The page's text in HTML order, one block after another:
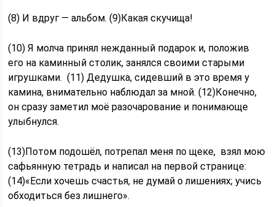
(8) И вдруг — альбом. (9)Какая скучища!
(10) Я молча принял нежданный подарок и, положив
его на каминный столик, занялся своими старыми
игрушками. (11) Дедушка, сидевший в это время у
камина, внимательно наблюдал за мной. (12)Конечно,
он сразу заметил моё разочарование и понимающе
улыбнулся.
(13)Потом подошёл, потрепал меня по щеке, взял мою
сафьянную тетрадь и написал на первой странице:
(14)«Если хочешь счастья, не думай о лишениях; учись
обходиться без лишнего».